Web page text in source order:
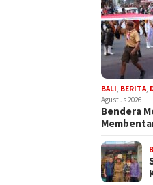
BALI, BERITA,
Agustus 2026
Bendera